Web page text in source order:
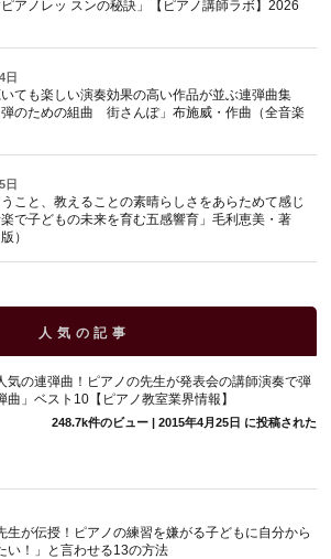
アノレッ スンの秘訣」【ピアノ講師ラボ】2026
日
ても楽しい演奏効果の高い作品が並ぶ連弾曲集
弾のための組曲 街さんぽ」布施威・作曲（全音楽
日
こと、教えることの素晴らしさをあらためて感じ
で子どもの未来を育む五感響育」毛利恵美・著
）
人気の記事
気の連弾曲！ピアノの先生が発表会の講師演奏で弾
曲」ベスト10【ピアノ教室業界情報】
248.7k件のビュー| 2015年4月25日 に投稿された
生が伝授！ピアノの練習を嫌がる子どもに自分から
い！」と言わせる13の方法